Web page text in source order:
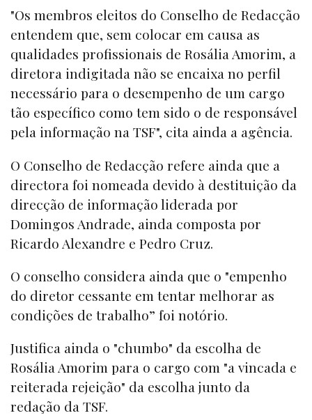
"Os membros eleitos do Conselho de Redacção
entendem que, sem colocar em causa as
qualidades profissionais de Rosália Amorim, a
diretora indigitada não se encaixa no perfil
necessário para o desempenho de um cargo
tão específico como tem sido o de responsável
pela informação na TSF", cita ainda a agência.
O Conselho de Redacção refere ainda que a
directora foi nomeada devido à destituição da
direcção de informação liderada por
Domingos Andrade, ainda composta por
Ricardo Alexandre e Pedro Cruz.
O conselho considera ainda que o "empenho
do diretor cessante em tentar melhorar as
condições de trabalho” foi notório.
Justifica ainda o "chumbo" da escolha de
Rosália Amorim para o cargo com "a vincada e
reiterada rejeição" da escolha junto da
redação da TSF.